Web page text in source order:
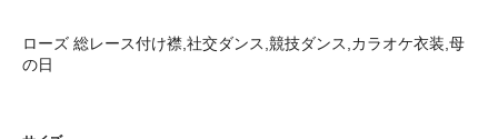
ローズ 総レース付け襟,社交ダンス,競技ダンス,カラオケ衣装,母
の日